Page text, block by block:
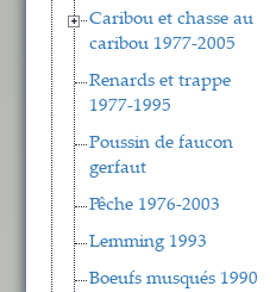
Caribou et chasse au
caribou 1977-2005
Renards et trappe
1977-1995
Poussin de faucon
gerfaut
Pêche 1976-2003
Lemming 1993
Boeufs musqués 1990